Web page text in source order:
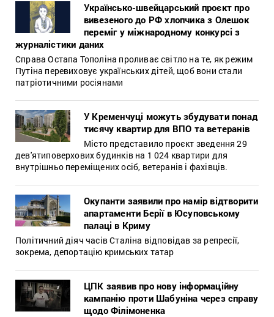
Українсько-швейцарський проєкт про
вивезеного до РФ хлопчика з Олешок
переміг у міжнародному конкурсі з
журналістики даних
Справа Остапа Тополіна проливає світло на те, як режим
Путіна перевиховує українських дітей, щоб вони стали
патріотичними росіянами
У Кременчуці можуть збудувати понад
тисячу квартир для ВПО та ветеранів
Місто представило проєкт зведення 29
дев'ятиповерхових будинків на 1 024 квартири для
внутрішньо переміщених осіб, ветеранів і фахівців.
Окупанти заявили про намір відтворити
апартаменти Берії в Юсуповському
палаці в Криму
Політичний діяч часів Сталіна відповідав за репресії,
зокрема, депортацію кримських татар
ЦПК заявив про нову інформаційну
кампанію проти Шабуніна через справу
щодо Філімоненка